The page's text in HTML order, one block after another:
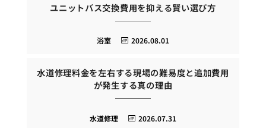
ユニットバス交換費用を抑える賢い選び方
2026.08.01
浴室
水道修理料金を左右する現場の難易度と追加費用
が発生する真の理由
2026.07.31
水道修理